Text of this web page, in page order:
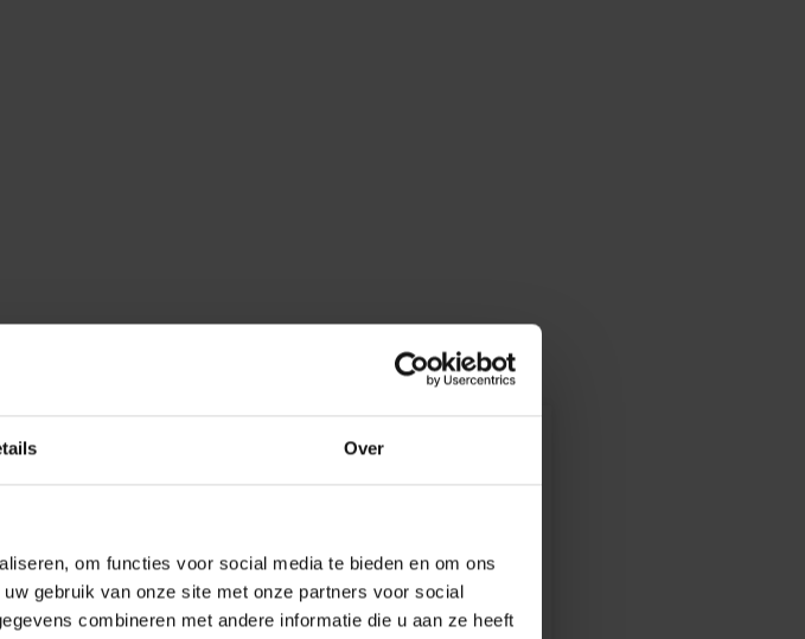
Over
om functies voor social media te bieden en om ons
gebruik van onze site met onze partners voor social
combineren met andere informatie die u aan ze heeft